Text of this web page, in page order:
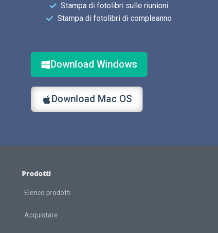
Stampa di fotolibri sulle riunioni
Stampa di fotolibri di compleanno
Download Windows
Download Mac OS
Prodotti
Elenco prodotti
Acquistare